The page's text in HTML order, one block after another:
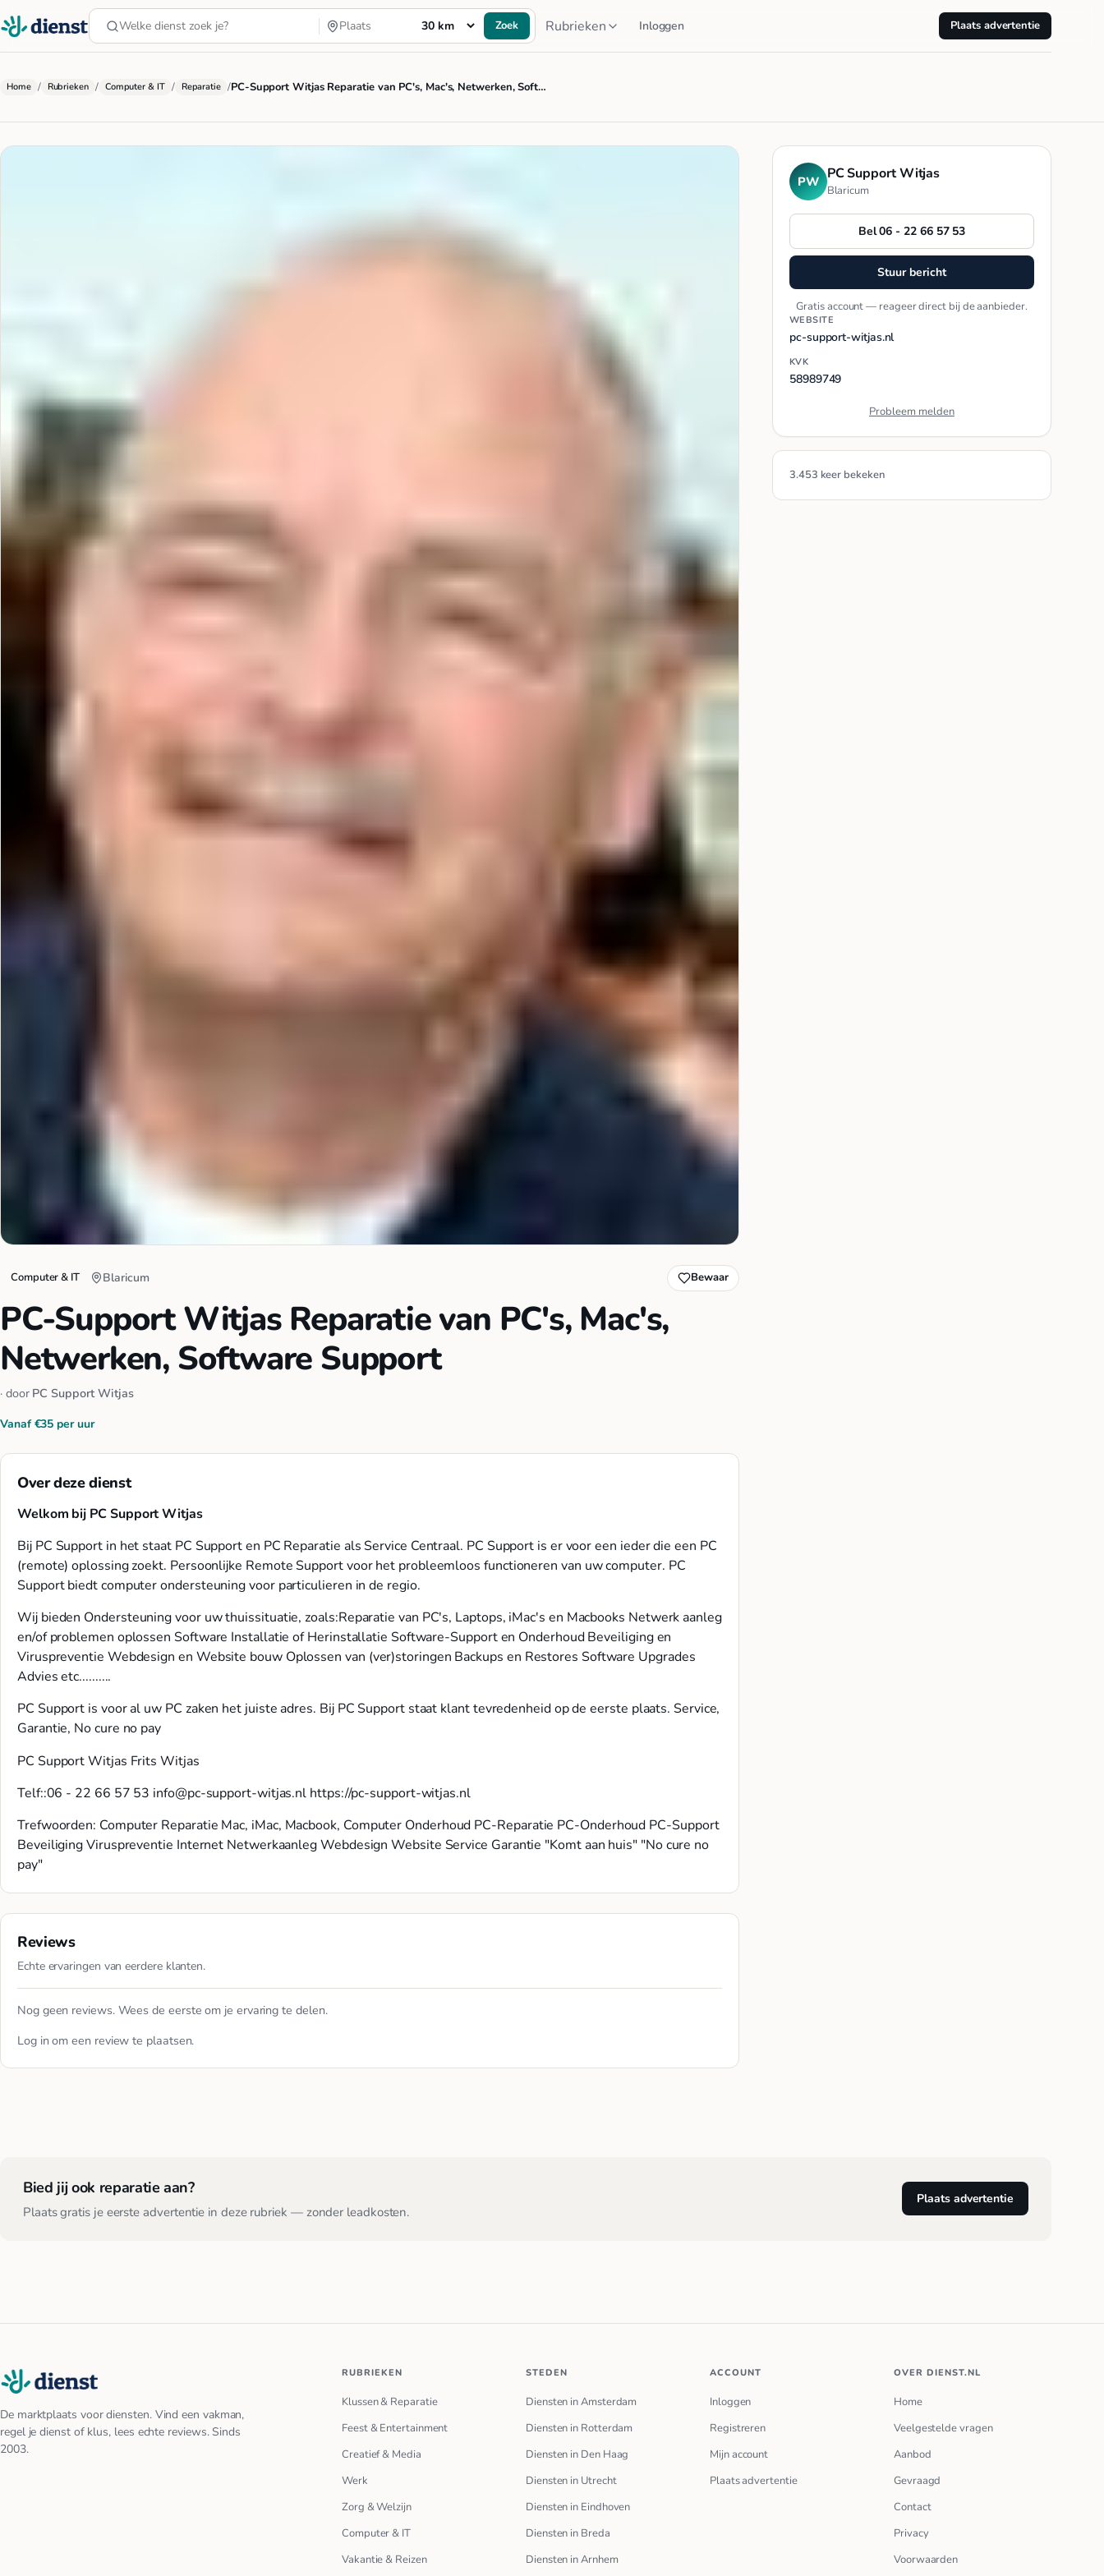
Zoek Rubrieken Inloggen Plaats advertentie
Home / Rubrieken / Computer & IT / Reparatie /PC-Support Witjas Reparatie van PC's, Mac's, Netwerken, Soft…
Computer & IT Blaricum Bewaar
PC-Support Witjas Reparatie van PC's, Mac's,
Netwerken, Software Support
· door PC Support Witjas
Vanaf €35 per uur
Over deze dienst
Welkom bij PC Support Witjas
Bij PC Support in het staat PC Support en PC Reparatie als Service Centraal. PC Support is er voor een ieder die een PC
(remote) oplossing zoekt. Persoonlijke Remote Support voor het probleemloos functioneren van uw computer. PC
Support biedt computer ondersteuning voor particulieren in de regio.
Wij bieden Ondersteuning voor uw thuissituatie, zoals:Reparatie van PC's, Laptops, iMac's en Macbooks Netwerk aanleg
en/of problemen oplossen Software Installatie of Herinstallatie Software-Support en Onderhoud Beveiliging en
Viruspreventie Webdesign en Website bouw Oplossen van (ver)storingen Backups en Restores Software Upgrades
Advies etc..........
PC Support is voor al uw PC zaken het juiste adres. Bij PC Support staat klant tevredenheid op de eerste plaats. Service,
Garantie, No cure no pay
PC Support Witjas Frits Witjas
Telf::06 - 22 66 57 53 info@pc-support-witjas.nl https://pc-support-witjas.nl
Trefwoorden: Computer Reparatie Mac, iMac, Macbook, Computer Onderhoud PC-Reparatie PC-Onderhoud PC-Support
Beveiliging Viruspreventie Internet Netwerkaanleg Webdesign Website Service Garantie "Komt aan huis" "No cure no
pay"
Reviews
Echte ervaringen van eerdere klanten.
Nog geen reviews. Wees de eerste om je ervaring te delen.
Log in om een review te plaatsen.
PW PC Support Witjas
Blaricum
Bel 06 - 22 66 57 53
Stuur bericht
Gratis account — reageer direct bij de aanbieder.
WEBSITE
pc-support-witjas.nl
KVK
58989749
Probleem melden
3.453 keer bekeken
Bied jij ook reparatie aan?
Plaats gratis je eerste advertentie in deze rubriek — zonder leadkosten.
Plaats advertentie
De marktplaats voor diensten. Vind een vakman,
regel je dienst of klus, lees echte reviews. Sinds
2003.
RUBRIEKEN
Klussen & Reparatie
Feest & Entertainment
Creatief & Media
Werk
Zorg & Welzijn
Computer & IT
Vakantie & Reizen
STEDEN
Diensten in Amsterdam
Diensten in Rotterdam
Diensten in Den Haag
Diensten in Utrecht
Diensten in Eindhoven
Diensten in Breda
Diensten in Arnhem
ACCOUNT
Inloggen
Registreren
Mijn account
Plaats advertentie
OVER DIENST.NL
Home
Veelgestelde vragen
Aanbod
Gevraagd
Contact
Privacy
Voorwaarden